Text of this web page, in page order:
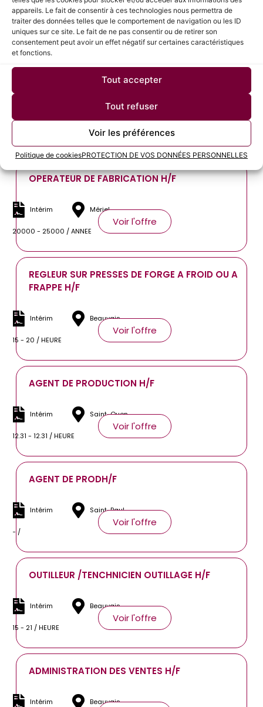
appareils. Le fait de consentir à ces technologies nous permettra de
traiter des données telles que le comportement de navigation ou les ID
uniques sur ce site. Le fait de ne pas consentir ou de retirer son
consentement peut avoir un effet négatif sur certaines caractéristiques
et fonctions.
Tout accepter
Tout refuser
Voir les préférences
Politique de cookiesPROTECTION DE VOS DONNÉES PERSONNELLES
Intérim Amblainville
1500 - 1600 / MOIS
Voir l'offre
REGLEUR DE PRESSE A EMBOUTISSAGE H/F
Voir l'offre
OPERATEUR DE FABRICATION H/F
Intérim Mériel
20000 - 25000 / ANNEE
Voir l'offre
REGLEUR SUR PRESSES DE FORGE A FROID OU A
FRAPPE H/F
Intérim Beauvais
15 - 20 / HEURE
Voir l'offre
AGENT DE PRODUCTION H/F
Intérim Saint-Ouen
12.31 - 12.31 / HEURE
Voir l'offre
AGENT DE PRODH/F
Intérim Saint-Paul
- /
Voir l'offre
OUTILLEUR /TENCHNICIEN OUTILLAGE H/F
Intérim Beauvais
15 - 21 / HEURE
Voir l'offre
ADMINISTRATION DES VENTES H/F
Intérim Beauvais